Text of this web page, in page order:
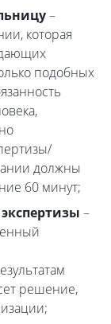
–
которая
подобных
должны
60 минут;
–
решение,